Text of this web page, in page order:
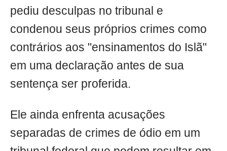
pediu desculpas no tribunal e
condenou seus próprios crimes como
contrários aos "ensinamentos do Islã"
em uma declaração antes de sua
sentença ser proferida.
Ele ainda enfrenta acusações
separadas de crimes de ódio em um